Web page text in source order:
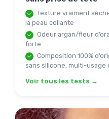
Texture vraiment
la peau collante
Odeur argan/fleur
forte
Composition 100%
sans silicone, multi-usage
Voir tous les tests →